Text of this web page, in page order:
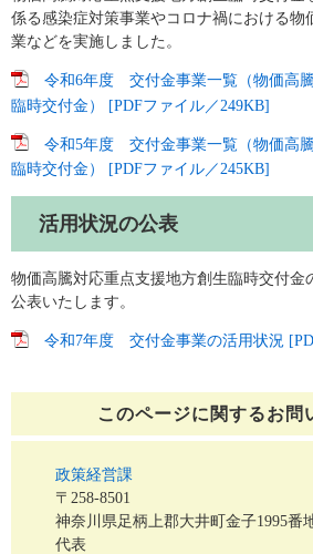
係る感染症対策事業やコロナ禍における物
業などを実施しました。
令和6年度 交付金事業一覧（物価高
臨時交付金） [PDFファイル／249KB]
令和5年度 交付金事業一覧（物価高
臨時交付金） [PDFファイル／245KB]
活用状況の公表
物価高騰対応重点支援地方創生臨時交付金
公表いたします。
令和7年度 交付金事業の活用状況
このページに関するお問
政策経営課
〒258-8501
神奈川県足柄上郡大井町金子1995番
代表